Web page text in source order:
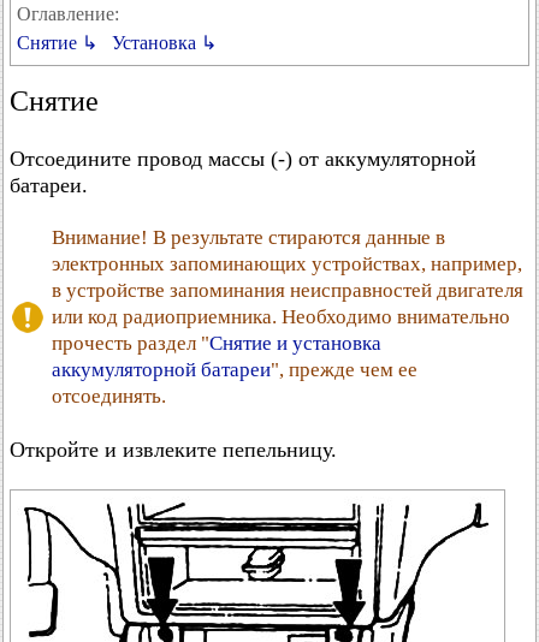
Оглавление:
Снятие ↳
Установка ↳
Снятие
Отсоедините провод массы (-) от аккумуляторной
батареи.
Внимание! В результате стираются данные в
электронных запоминающих устройствах, например,
в устройстве запоминания неисправностей двигателя
или код радиоприемника. Необходимо внимательно
прочесть раздел "Снятие и установка
аккумуляторной батареи", прежде чем ее
отсоединять.
Откройте и извлеките пепельницу.